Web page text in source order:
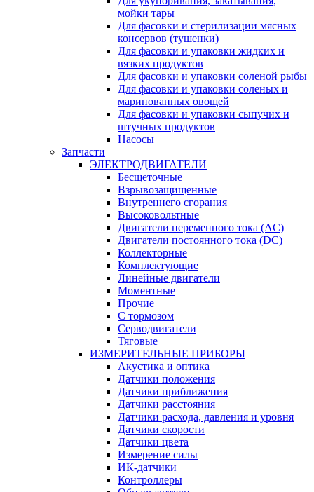
мойки тары
Для фасовки и стерилизации мясных
консервов (тушенки)
Для фасовки и упаковки жидких и
вязких продуктов
Для фасовки и упаковки соленой рыбы
Для фасовки и упаковки соленых и
маринованных овощей
Для фасовки и упаковки сыпучих и
штучных продуктов
Насосы
Запчасти
ЭЛЕКТРОДВИГАТЕЛИ
Бесщеточные
Взрывозащищенные
Внутреннего сгорания
Высоковольтные
Двигатели переменного тока (AC)
Двигатели постоянного тока (DC)
Коллекторные
Комплектующие
Линейные двигатели
Моментные
Прочие
С тормозом
Серводвигатели
Тяговые
ИЗМЕРИТЕЛЬНЫЕ ПРИБОРЫ
Акустика и оптика
Датчики положения
Датчики приближения
Датчики расстояния
Датчики расхода, давления и уровня
Датчики скорости
Датчики цвета
Измерение силы
ИК-датчики
Контроллеры